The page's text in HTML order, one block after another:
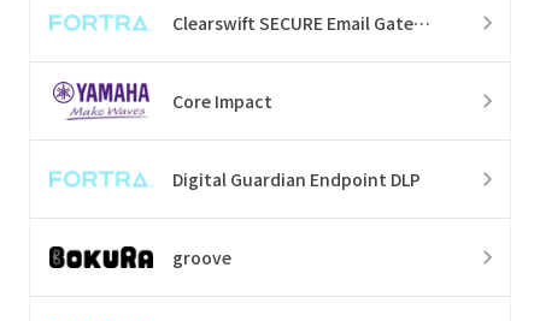
Clearswift SECURE Email Gateway
Core Impact
Digital Guardian Endpoint DLP
groove